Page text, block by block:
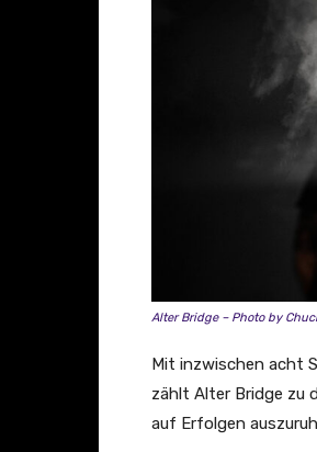
n
z
Alter Bridge – Photo by
Mit inzwischen acht
zählt Alter Bridge zu
auf Erfolgen